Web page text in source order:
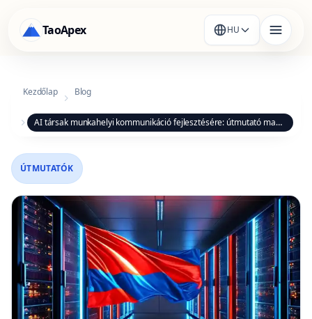
TaoApex HU
Kezdőlap Blog
AI társak munkahelyi kommunikáció fejlesztésére: útmutató magyar szakembereknek
ÚTMUTATÓK